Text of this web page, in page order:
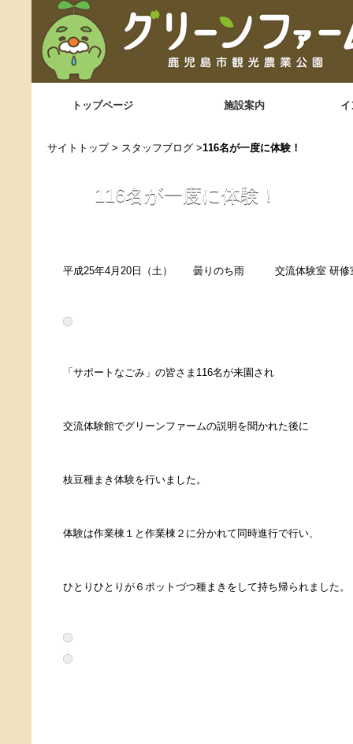
トップページ 施設案内
サイトトップ> スタッフブログ >116名が一度に体験！
116名が一度に体験！
平成25年4月20日（土） 曇りのち雨 交流体験室 研修室
「サポートなごみ」の皆さま116名が来園され
交流体験館でグリーンファームの説明を聞かれた後に
枝豆種まき体験を行いました。
体験は作業棟１と作業棟２に分かれて同時進行で行い、
ひとりひとりが６ポットづつ種まきをして持ち帰られました。